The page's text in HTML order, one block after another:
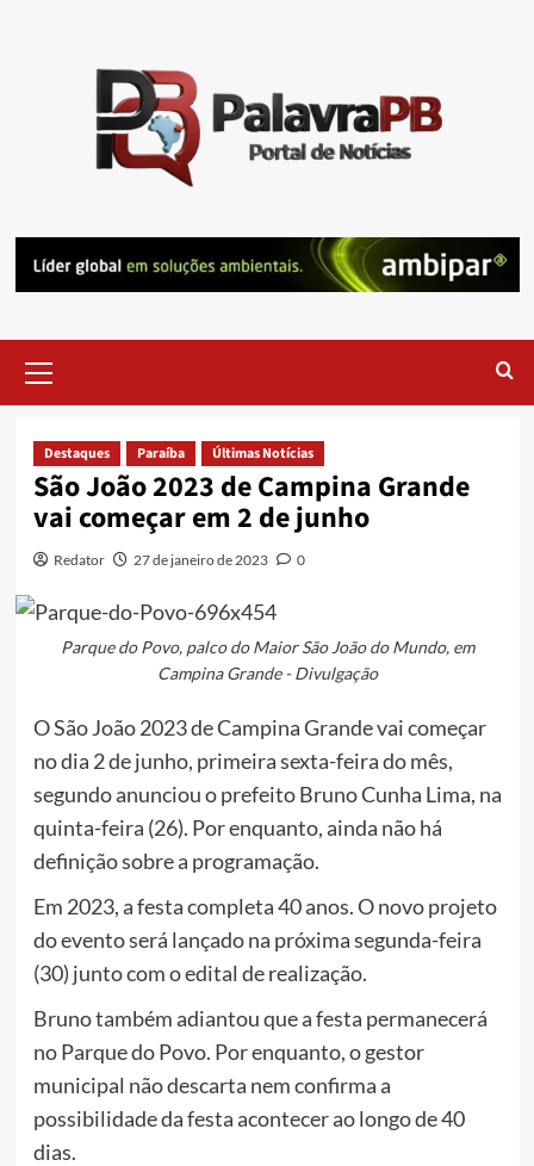
Menu
Destaques Paraíba Últimas Notícias
São João 2023 de Campina Grande
vai começar em 2 de junho
Redator 27 de janeiro de 2023 0
Parque do Povo, palco do Maior São João do Mundo, em
Campina Grande - Divulgação
O São João 2023 de Campina Grande vai começar
no dia 2 de junho, primeira sexta-feira do mês,
segundo anunciou o prefeito Bruno Cunha Lima, na
quinta-feira (26). Por enquanto, ainda não há
definição sobre a programação.
Em 2023, a festa completa 40 anos. O novo projeto
do evento será lançado na próxima segunda-feira
(30) junto com o edital de realização.
Bruno também adiantou que a festa permanecerá
no Parque do Povo. Por enquanto, o gestor
municipal não descarta nem confirma a
possibilidade da festa acontecer ao longo de 40
dias.